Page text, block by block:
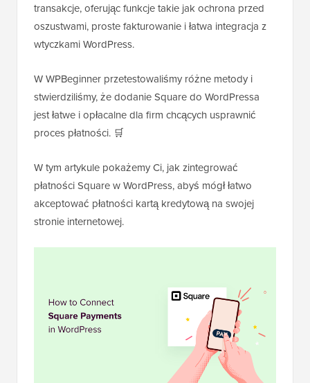
transakcje, oferując funkcje takie jak ochrona przed
oszustwami, proste fakturowanie i łatwa integracja z
wtyczkami WordPress.
W WPBeginner przetestowaliśmy różne metody i
stwierdziliśmy, że dodanie Square do WordPressa
jest łatwe i opłacalne dla firm chcących usprawnić
proces płatności. 🛒
W tym artykule pokażemy Ci, jak zintegrować
płatności Square w WordPress, abyś mógł łatwo
akceptować płatności kartą kredytową na swojej
stronie internetowej.